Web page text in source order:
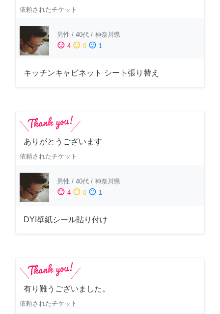
依頼されたチケット
男性 / 40代 / 神奈川県
sentiment_satisfied 4 sentiment_neutral 0 sentiment_dissatisfied 1
キッチンキャビネット シート張り替え
ありがとうございます
依頼されたチケット
男性 / 40代 / 神奈川県
sentiment_satisfied 4 sentiment_neutral 0 sentiment_dissatisfied 1
DYI壁紙シール貼り付け
有り難うございました。
依頼されたチケット